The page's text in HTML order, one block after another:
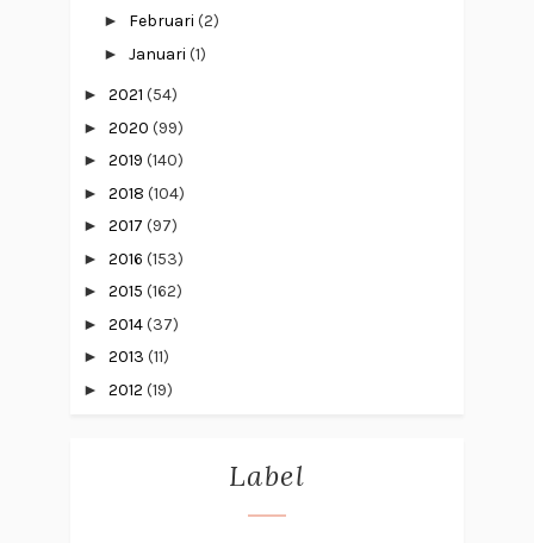
► Februari (2)
► Januari (1)
► 2021 (54)
► 2020 (99)
► 2019 (140)
► 2018 (104)
► 2017 (97)
► 2016 (153)
► 2015 (162)
► 2014(37)
► 2013 (11)
► 2012 (19)
Label